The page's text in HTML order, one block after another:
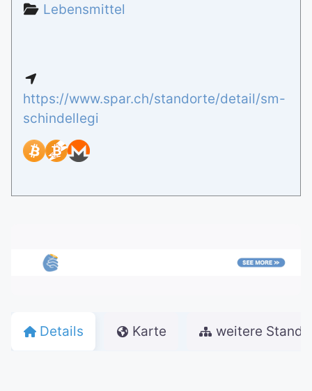
Lebensmittel
https://www.spar.ch/standorte/detail/sm-
schindellegi
Details Karte weitere